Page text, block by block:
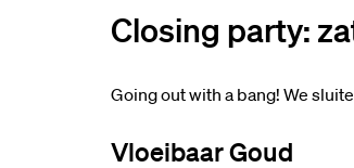
Closing party:
Going out with a bang! We
Vloeibaar Goud